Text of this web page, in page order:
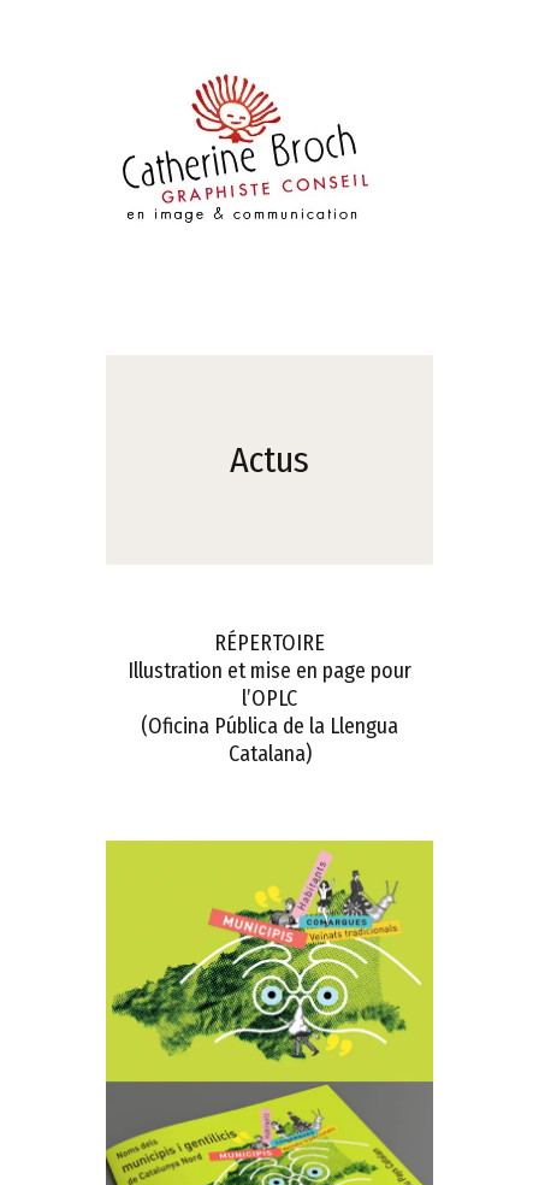
Actus
RÉPERTOIRE
Illustration et mise en page pour
l’OPLC
(Oficina Pública de la Llengua
Catalana)